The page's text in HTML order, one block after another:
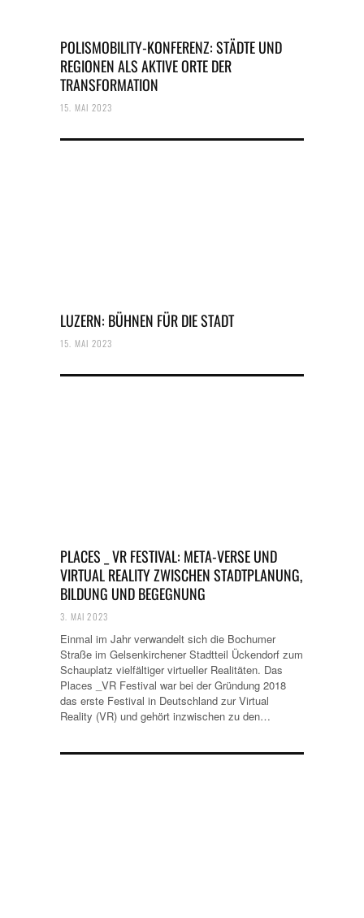
POLISMOBILITY-KONFERENZ: STÄDTE UND
REGIONEN ALS AKTIVE ORTE DER
TRANSFORMATION
15. MAI 2023
LUZERN: BÜHNEN FÜR DIE STADT
15. MAI 2023
PLACES _ VR FESTIVAL: META-VERSE UND
VIRTUAL REALITY ZWISCHEN STADTPLANUNG,
BILDUNG UND BEGEGNUNG
3. MAI 2023
Einmal im Jahr verwandelt sich die Bochumer
Straße im Gelsenkirchener Stadtteil Ückendorf zum
Schauplatz vielfältiger virtueller Realitäten. Das
Places _VR Festival war bei der Gründung 2018
das erste Festival in Deutschland zur Virtual
Reality (VR) und gehört inzwischen zu den…